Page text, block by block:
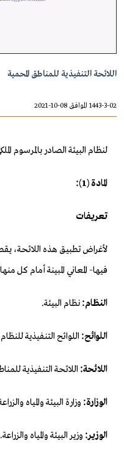
اللائحة التنفيذية للمناطق المحمية
1443-3-02 الموافق 08-10-2021
لنظام البيئة الصادر بالمرسوم الملكي رقم (م/165)
المادة (1):
تعريفات
لأغراض تطبيق هذه اللائحة،
فيها- المعاني المبينة أمام كل
النظام: نظام البيئة.
اللوائح: اللوائح التنفيذية
اللائحة: اللائحة التنفيذية
الوزارة: وزارة البيئة والمياه
الوزير: وزير البيئة والمياه والزراعة.